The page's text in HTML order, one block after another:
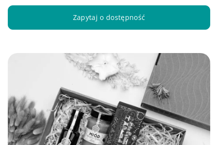
Zapytaj o dostępność